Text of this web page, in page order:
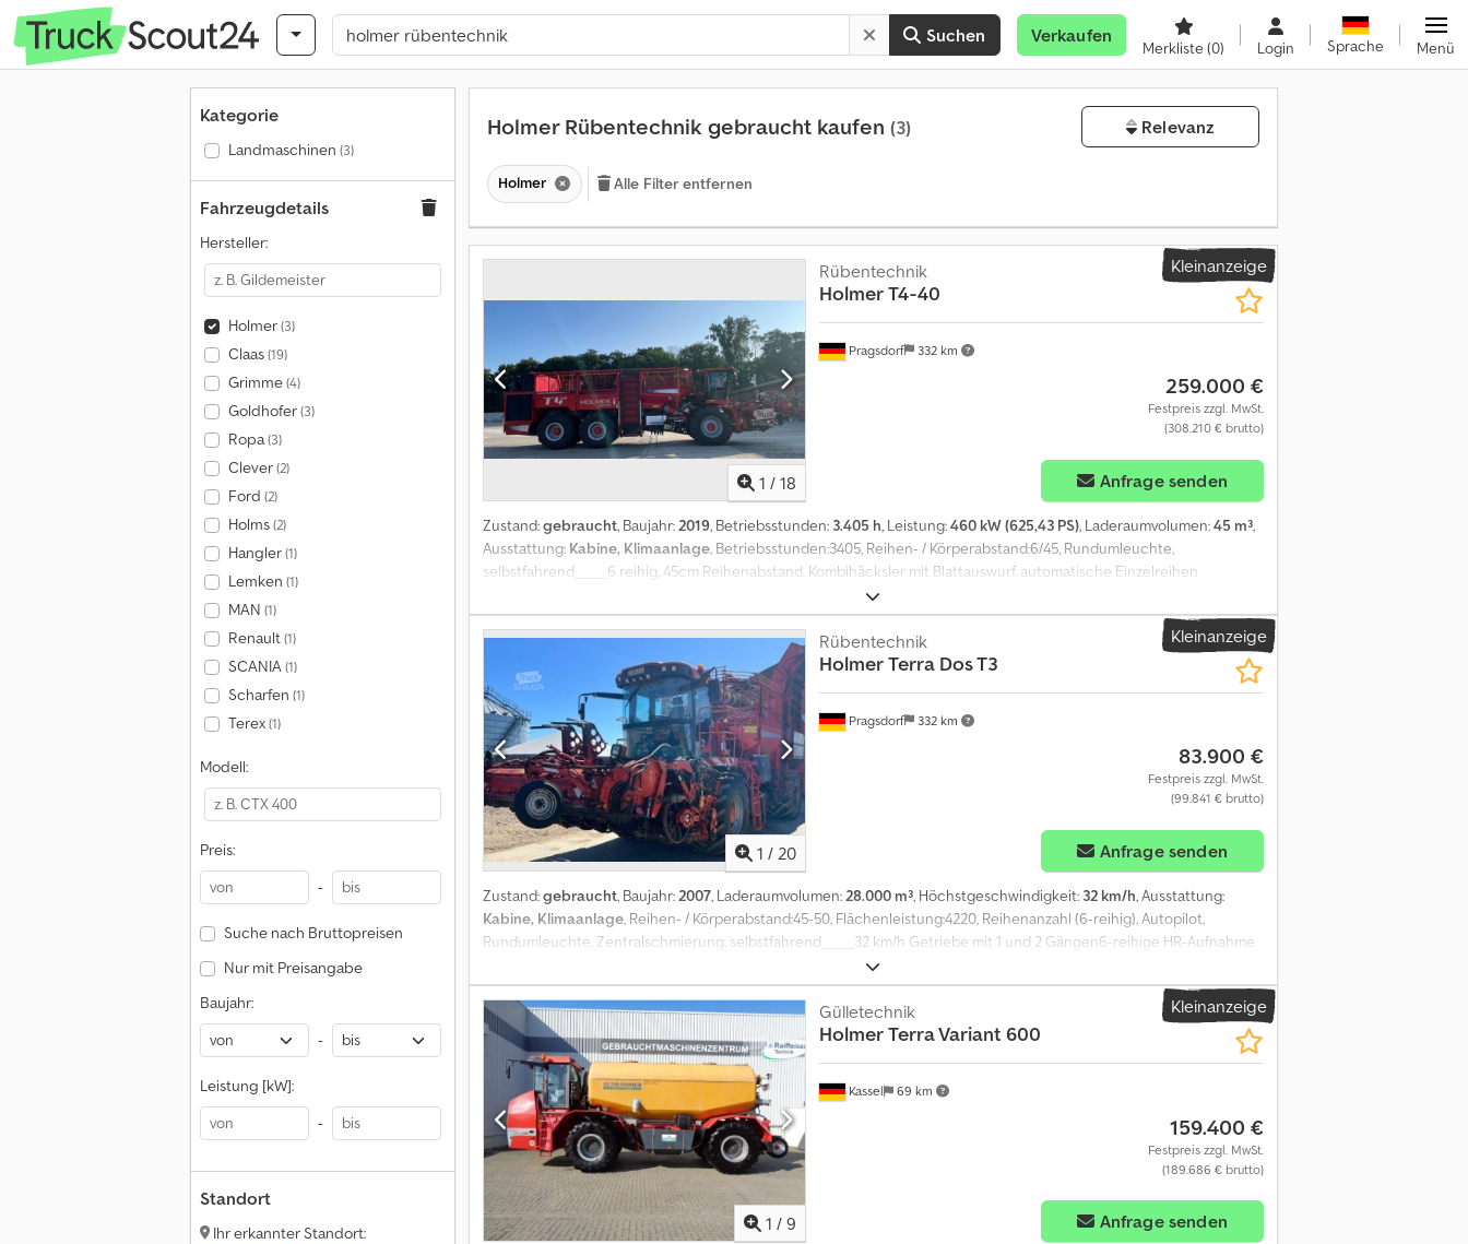
Suchen Verkaufen
Merkliste(0) Login Sprache Menü
Kategorie
Landmaschinen (3)
Fahrzeugdetails
Hersteller:
Holmer(3)
Claas(19)
Grimme(4)
Goldhofer(3)
Ropa(3)
Clever(2)
Ford (2)
Holms(2)
Hangler(1)
Lemken (1)
MAN (1)
Renault(1)
SCANIA(1)
Scharfen (1)
Terex(1)
Modell:
Preis:
-
Suche nach Bruttopreisen
Nur mit Preisangabe
Baujahr:
-
Leistung [kW]:
-
Standort
Ihr erkannter Standort:
Holmer Rübentechnik gebraucht kaufen (3) Relevanz
Holmer Alle Filter entfernen
Kleinanzeige
1 / 18
Pragsdorf 332 km
Rübentechnik
HolmerT4-40
259.000 €
Festpreis zzgl. MwSt.
(308.210 € brutto)
Anfrage senden
Zustand:gebraucht, Baujahr:2019, Betriebsstunden: 3.405 h, Leistung:460 kW (625,43 PS), Laderaumvolumen:45 m³,
Ausstattung: Kabine, Klimaanlage, Betriebsstunden:3405, Reihen- / Körperabstand:6/45, Rundumleuchte,
selbstfahrend_____6 reihig, 45cm Reihenabstand, Kombihäcksler mit Blattauswurf, automatische Einzelreihen
Höhenverstellung, Birdview 360 Grad Kamerasystem,Lagerort:Kunde Dodpfx Aozdhxuek Ajck
Kleinanzeige
1 / 20
Pragsdorf 332 km
Rübentechnik
HolmerTerra Dos T3
83.900 €
Festpreis zzgl. MwSt.
(99.841 € brutto)
Anfrage senden
Zustand:gebraucht, Baujahr:2007, Laderaumvolumen:28.000 m³, Höchstgeschwindigkeit: 32 km/h, Ausstattung:
Kabine, Klimaanlage, Reihen- / Körperabstand:45-50, Flächenleistung:4220, Reihenanzahl (6-reihig), Autopilot,
Rundumleuchte, Zentralschmierung, selbstfahrend_____32 km/h Getriebe mit 1 und 2 Gängen6-reihige HR-Aufnahme
mit Kitskær-ModellAllradlenkung 4WDDifferenzialsperreKlimaanlageKn uckle-und Hundeganglenkung28 m³ Tank (20
Tonnen)VHR-Reihenabstand von 45-50 cm (variabel)Schar: KOS 1 - Legt die Schilde mit den ReihenLuftgefederter
SitzKamera für Rückwärtsgang, Elevator und Rundlauf automatischZentralschmierung 1 Behälter mit 8
MittelblöckenAutopilot - ReihensteuerungTempomat - GeschwindigkeitAutomatische Geschwindigkeitsregelung der
Anlage und MotordrehzahlReifen 1050/50 R32 Michelin,960/50 R32 TrelleborgMultifunktionsgriff.Stufenlose
Einstellung von Förderband und Rollen von der Kabine aus,Lagerort:Kunde Dcodpezdhctofx Ak Ask
Kleinanzeige
1 / 9
Kassel 69 km
Gülletechnik
HolmerTerra Variant 600
159.400 €
Festpreis zzgl. MwSt.
(189.686 € brutto)
Anfrage senden